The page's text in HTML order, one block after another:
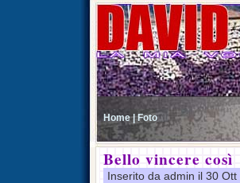
Home | Foto
Bello vincere così
Inserito da admin il 30